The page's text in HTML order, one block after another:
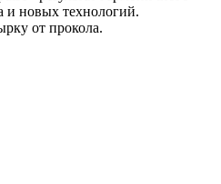
и новых технологий.
от прокола.